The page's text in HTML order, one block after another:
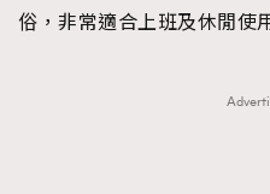
俗，非常適合上班及休閒使